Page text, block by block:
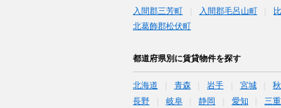
入間郡三芳町
入間郡毛呂山町
北葛飾郡松伏町
都道府県別に賃貸物件を探す
北海道 青森 岩手 宮城
長野
岐阜 静岡 愛知 三重